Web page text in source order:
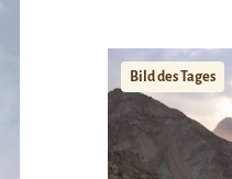
Bild des Tages